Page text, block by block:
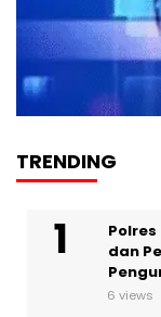
TRENDING
dan
6 views